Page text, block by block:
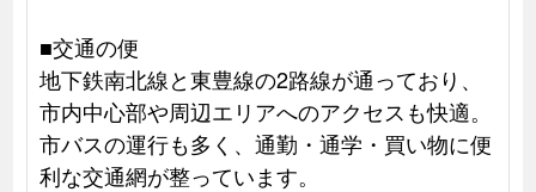
■交通の便
地下鉄南北線と東豊線の2路線が通っており、
市内中心部や周辺エリアへのアクセスも快適。
市バスの運行も多く、通勤・通学・買い物に便
利な交通網が整っています。